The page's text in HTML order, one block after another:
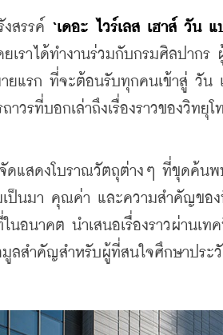
สรรค์ ‘เดอะ ไวร์เลส เฮาส์ วัน แ
เราได้ทำงานร่วมกับกรมศิลปากร
ยแรก ที่จะต้อนรับทุกคนเข้าสู่ วัน
าวรที่บอกเล่าถึงเรื่องราวของวิท
สดงโบราณวัตถุต่างๆ ที่ขุดค้นพบ
เป็นมา คุณค่า และความสำคัญขอ
ในอนาคต นำเสนอเรื่องราวผ่าน
มูลสำคัญสำหรับผู้ที่สนใจศึกษาประ